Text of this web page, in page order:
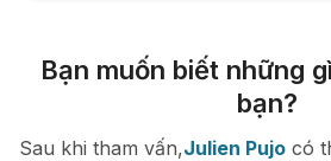
Bạn muốn biết những
bạn?
Sau khi tham vấn,Julien Pujo có